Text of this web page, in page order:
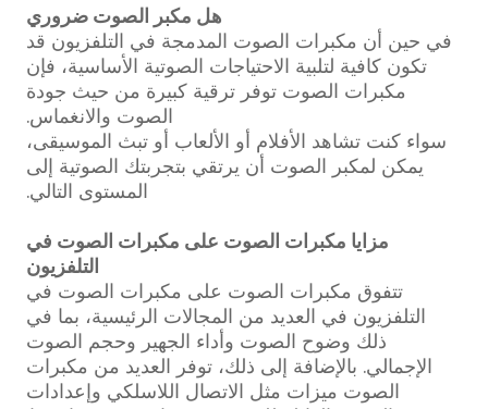
هل مكبر الصوت ضروري
في حين أن مكبرات الصوت المدمجة في التلفزيون قد
تكون كافية لتلبية الاحتياجات الصوتية الأساسية، فإن
مكبرات الصوت توفر ترقية كبيرة من حيث جودة
الصوت والانغماس.
سواء كنت تشاهد الأفلام أو الألعاب أو تبث الموسيقى،
يمكن لمكبر الصوت أن يرتقي بتجربتك الصوتية إلى
المستوى التالي.
مزايا مكبرات الصوت على مكبرات الصوت في
التلفزيون
تتفوق مكبرات الصوت على مكبرات الصوت في
التلفزيون في العديد من المجالات الرئيسية، بما في
ذلك وضوح الصوت وأداء الجهير وحجم الصوت
الإجمالي. بالإضافة إلى ذلك، توفر العديد من مكبرات
الصوت ميزات مثل الاتصال اللاسلكي وإعدادات